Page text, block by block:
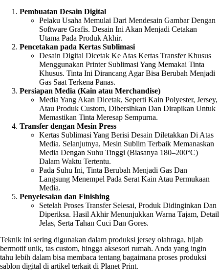
Pembuatan Desain Digital
Pelaku Usaha Memulai Dari Mendesain Gambar Dengan
Software Grafis. Desain Ini Akan Menjadi Cetakan
Utama Pada Produk Akhir.
Pencetakan pada Kertas Sublimasi
Desain Digital Dicetak Ke Atas Kertas Transfer Khusus
Menggunakan Printer Sublimasi Yang Memakai Tinta
Khusus. Tinta Ini Dirancang Agar Bisa Berubah Menjadi
Gas Saat Terkena Panas.
Persiapan Media (Kain atau Merchandise)
Media Yang Akan Dicetak, Seperti Kain Polyester, Jersey,
Atau Produk Custom, Dibersihkan Dan Dirapikan Untuk
Memastikan Tinta Meresap Sempurna.
Transfer dengan Mesin Press
Kertas Sublimasi Yang Berisi Desain Diletakkan Di Atas
Media. Selanjutnya, Mesin Sublim Terbaik Memanaskan
Media Dengan Suhu Tinggi (biasanya 180–200°C)
Dalam Waktu Tertentu.
Pada Suhu Ini, Tinta Berubah Menjadi Gas Dan
Langsung Menempel Pada Serat Kain Atau Permukaan
Media.
Penyelesaian dan Finishing
Setelah Proses Transfer Selesai, Produk Didinginkan Dan
Diperiksa. Hasil Akhir Menunjukkan Warna Tajam, Detail
Jelas, Serta Tahan Cuci Dan Gores.
Teknik ini sering digunakan dalam produksi jersey olahraga, hijab
bermotif unik, tas custom, hingga aksesori rumah. Anda yang ingin
tahu lebih dalam bisa membaca tentang bagaimana proses produksi
sablon digital di artikel terkait di Planet Print.